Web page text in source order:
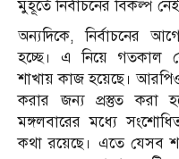
মুহূর্তে নির্বাচনের বিকল্প
অন্যদিকে, নির্বাচনের
হচ্ছে। এ নিয়ে গতকাল
শাখায় কাজ হয়েছে।
করার জন্য প্রস্তুত
মঙ্গলবারের মধ্যে
কথা রয়েছে। এতে যেসব